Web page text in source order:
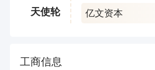
天使轮 亿文资本
工商信息